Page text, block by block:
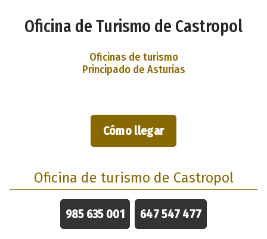
Oficina de Turismo de Castropol
Oficinas de turismo
Principado de Asturias
Cómo llegar
Oficina de turismo de Castropol
985 635 001 647 547 477